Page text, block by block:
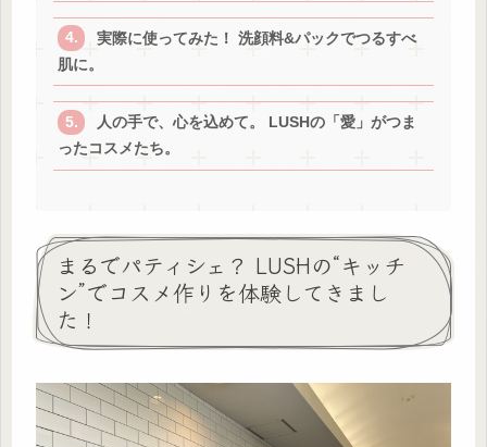
実際に使ってみた！ 洗顔料&パックでつるすべ
肌に。
人の手で、心を込めて。 LUSHの「愛」がつま
ったコスメたち。
まるでパティシェ？ LUSHの“キッチ
ン”でコスメ作りを体験してきまし
た！